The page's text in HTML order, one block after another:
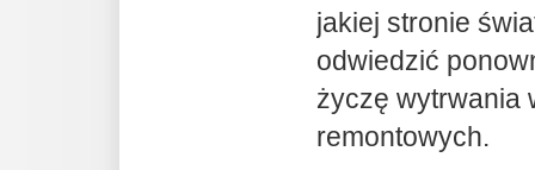
jakiej stronie
odwiedzić
życzę wytrwania
remontowych.